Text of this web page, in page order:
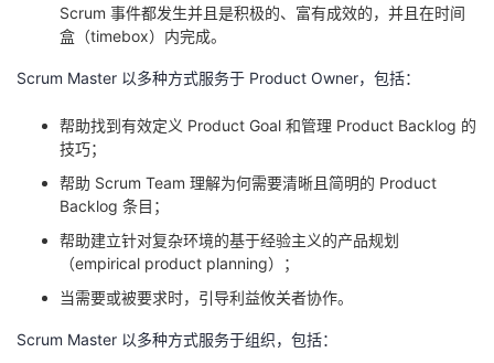
Scrum 事件都发生并且是积极的、富有成效的，并且在时间
盒（timebox）内完成。
Scrum Master 以多种方式服务于 Product Owner，包括：
帮助找到有效定义 Product Goal 和管理 Product Backlog 的
技巧；
帮助 Scrum Team 理解为何需要清晰且简明的 Product
Backlog 条目；
帮助建立针对复杂环境的基于经验主义的产品规划
（empirical product planning）；
当需要或被要求时，引导利益攸关者协作。
Scrum Master 以多种方式服务于组织，包括：